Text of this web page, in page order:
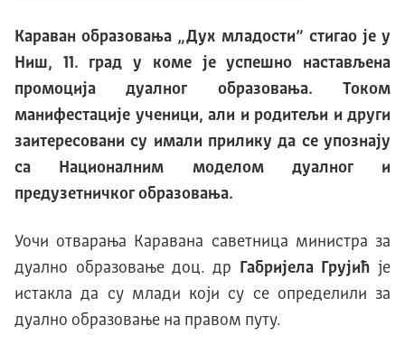
Караван образовања „Дух младости” стигао је у
Ниш, 11. град у коме је успешно настављена
промоција дуалног образовања. Током
манифестације ученици, али и родитељи и други
заитересовани су имали прилику да се упознају
са Националним моделом дуалног и
предузетничког образовања.
Уочи отварања Каравана саветница министра за
дуално образовање доц. др
Габријела Грујић је
истакла да су млади који су се определили за
дуално образовање на правом путу.